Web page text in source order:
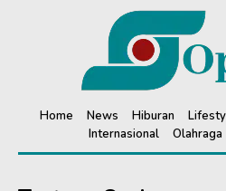
Home News Hiburan
Internasional
Olahraga